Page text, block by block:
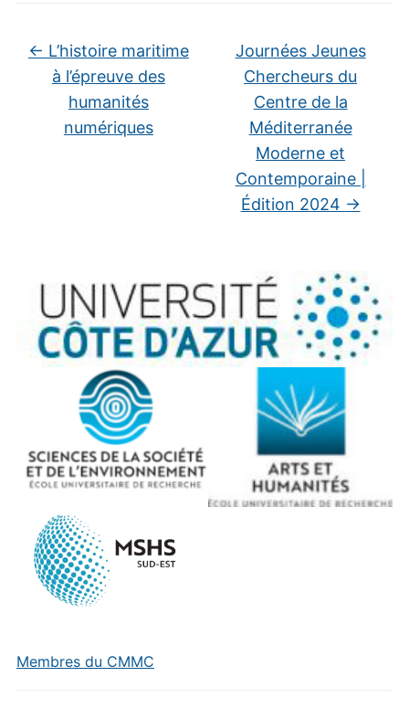
Membres du CMMC
← L’histoire maritime
à l’épreuve des
humanités
numériques
Journées Jeunes
Chercheurs du
Centre de la
Méditerranée
Moderne et
Contemporaine |
Édition 2024 →